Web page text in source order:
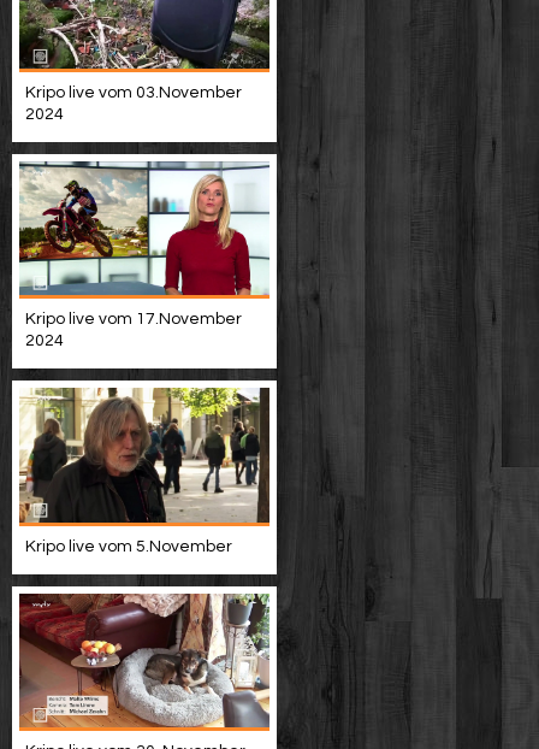
Kripo live vom 03.November
2024
Kripo live vom 17.November
2024
Kripo live vom 5.November